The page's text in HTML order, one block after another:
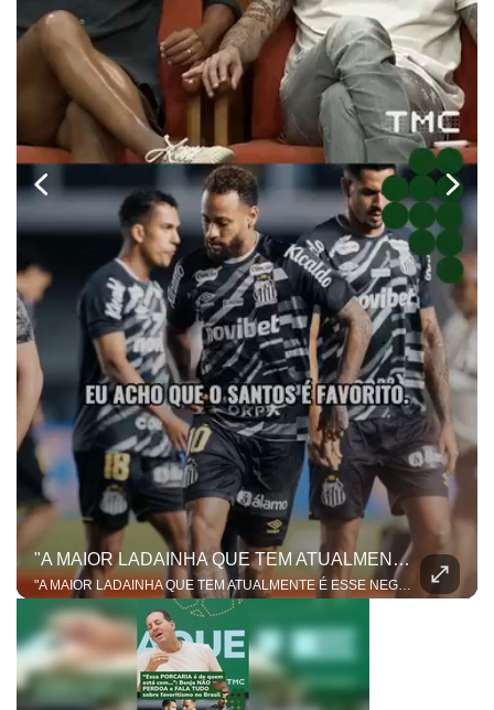
"A MAIOR LADAINHA QUE TEM ATUALMENTE É ESSE NEGÓCIO!
"A MAIOR LADAINHA QUE TEM ATUALMENTE É ESSE NEGÓCIO!" A resenha sobre o duelo entre Santos e Remo pegou fogo e colocou o Benja e o Dentinho em lados opostos da mesa! Tudo começou quando o ex-jogador mandou a real dizendo que o favoritismo e a tradição do Peixe vão pesar no jogo de volta da Copa do Brasil. Mas nosso apresentador não deixou passar batido e contestou. Para ele, esse papo de "peso de camisa" ficou no passado e não entra mais em campo no futebol moderno!